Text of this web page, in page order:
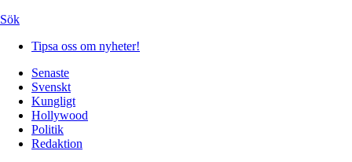
Sök
Tipsa oss om nyheter!
Senaste
Svenskt
Kungligt
Hollywood
Politik
Redaktion